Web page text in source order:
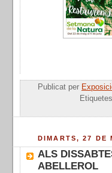
Publicat per
DIMARTS, 27 DE
ALS
ABELLEROL